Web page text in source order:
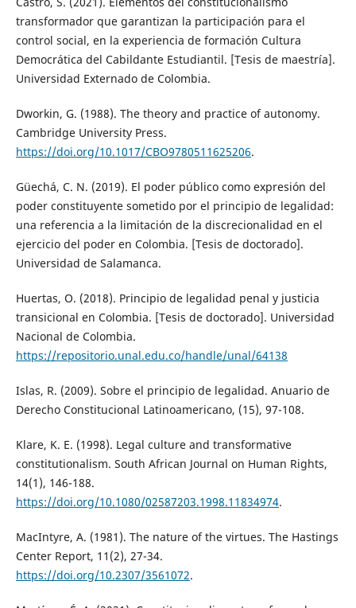
transformador que garantizan la participación para el
control social, en la experiencia de formación Cultura
Democrática del Cabildante Estudiantil. [Tesis de maestría].
Universidad Externado de Colombia.
Dworkin, G. (1988). The theory and practice of autonomy.
Cambridge University Press.
https://doi.org/10.1017/CBO9780511625206.
Güechá, C. N. (2019). El poder público como expresión del
poder constituyente sometido por el principio de legalidad:
una referencia a la limitación de la discrecionalidad en el
ejercicio del poder en Colombia. [Tesis de doctorado].
Universidad de Salamanca.
Huertas, O. (2018). Principio de legalidad penal y justicia
transicional en Colombia. [Tesis de doctorado]. Universidad
Nacional de Colombia.
https://repositorio.unal.edu.co/handle/unal/64138
Islas, R. (2009). Sobre el principio de legalidad. Anuario de
Derecho Constitucional Latinoamericano, (15), 97-108.
Klare, K. E. (1998). Legal culture and transformative
constitutionalism. South African Journal on Human Rights,
14(1), 146-188.
https://doi.org/10.1080/02587203.1998.11834974.
MacIntyre, A. (1981). The nature of the virtues. The Hastings
Center Report, 11(2), 27-34.
https://doi.org/10.2307/3561072.